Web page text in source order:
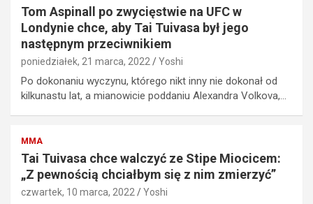
Tom Aspinall po zwycięstwie na UFC w
Londynie chce, aby Tai Tuivasa był jego
następnym przeciwnikiem
poniedziałek, 21 marca, 2022 Yoshi
Po dokonaniu wyczynu, którego nikt inny nie dokonał od
kilkunastu lat, a mianowicie poddaniu Alexandra Volkova,…
MMA
Tai Tuivasa chce walczyć ze Stipe Miocicem:
„Z pewnością chciałbym się z nim zmierzyć”
czwartek, 10 marca, 2022 Yoshi